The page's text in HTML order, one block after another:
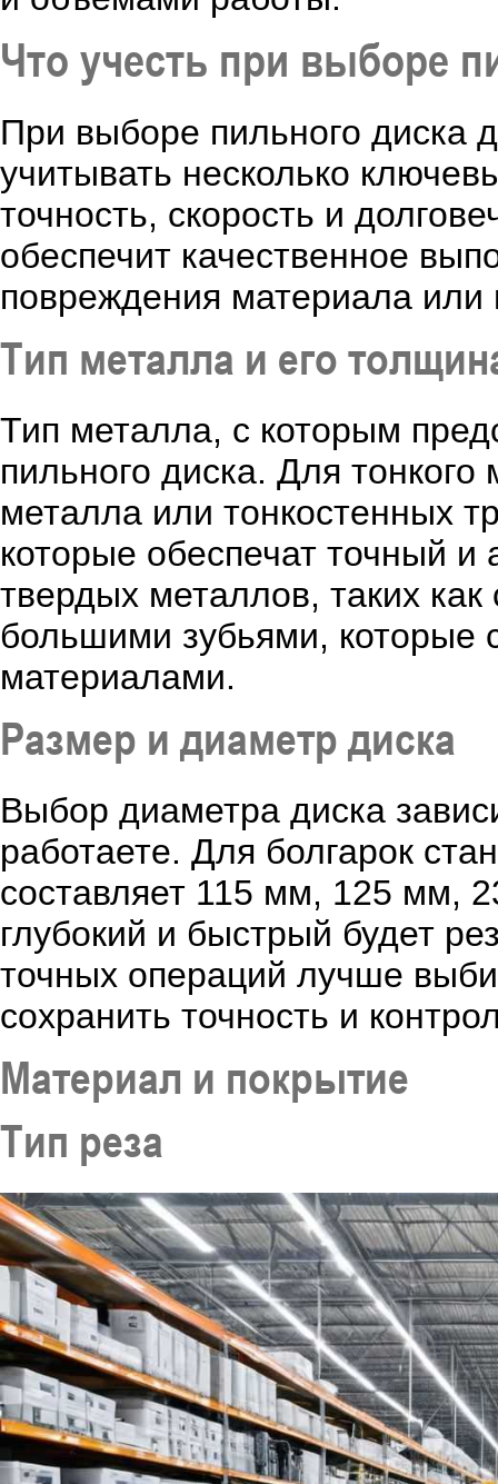
Что учесть при выборе
При выборе пильного диска
учитывать несколько
точность, скорость и
обеспечит качественное
повреждения материала или
Тип металла и его
Тип металла, с которым
пильного диска. Для
металла или тонкостенных
которые обеспечат точный
твердых металлов, таких
большими зубьями, которые
материалами.
Размер и диаметр диска
Выбор диаметра диска
работаете. Для болгарок
составляет 115 мм, 125 мм,
глубокий и быстрый будет
точных операций лучше
сохранить точность и
Материал и покрытие
Тип реза